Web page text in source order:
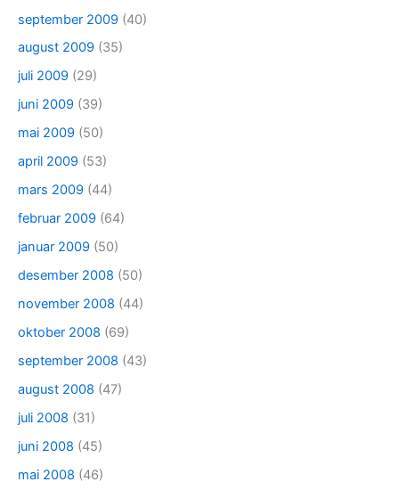
september 2009 (40)
august 2009 (35)
juli 2009 (29)
juni 2009 (39)
mai 2009 (50)
april 2009 (53)
mars 2009 (44)
februar 2009 (64)
januar 2009 (50)
desember 2008 (50)
november 2008 (44)
oktober 2008 (69)
september 2008 (43)
august 2008 (47)
juli 2008 (31)
juni 2008 (45)
mai 2008 (46)